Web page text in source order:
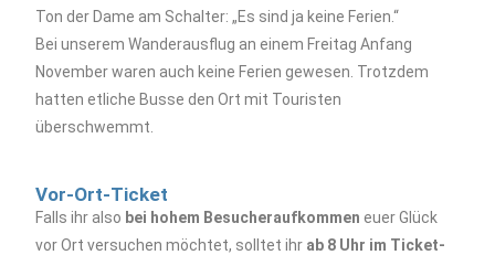
Ton der Dame am Schalter: „Es sind ja keine Ferien.“
Bei unserem Wanderausflug an einem Freitag Anfang
November waren auch keine Ferien gewesen. Trotzdem
hatten etliche Busse den Ort mit Touristen
überschwemmt.
Vor-Ort-Ticket
Falls ihr also bei hohem Besucheraufkommen euer Glück
vor Ort versuchen möchtet, solltet ihr ab 8 Uhr im Ticket-